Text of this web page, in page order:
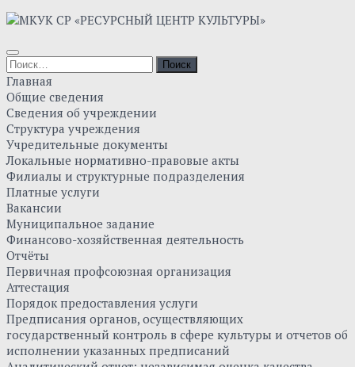
Главная
Общие сведения
Сведения об учреждении
Структура учреждения
Учредительные документы
Локальные нормативно-правовые акты
Филиалы и структурные подразделения
Платные услуги
Вакансии
Муниципальное задание
Финансово-хозяйственная деятельность
Отчёты
Первичная профсоюзная организация
Аттестация
Порядок предоставления услуги
Предписания органов, осуществляющих
государственный контроль в сфере культуры и отчетов об
исполнении указанных предписаний